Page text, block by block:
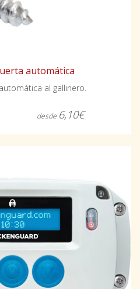
automática
al gallinero.
desde 6,10€